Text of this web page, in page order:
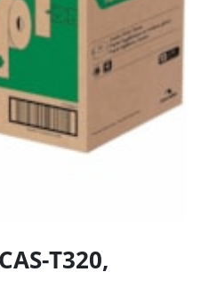
T320,